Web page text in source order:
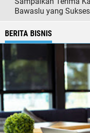
Bawaslu yang
BERITA BISNIS